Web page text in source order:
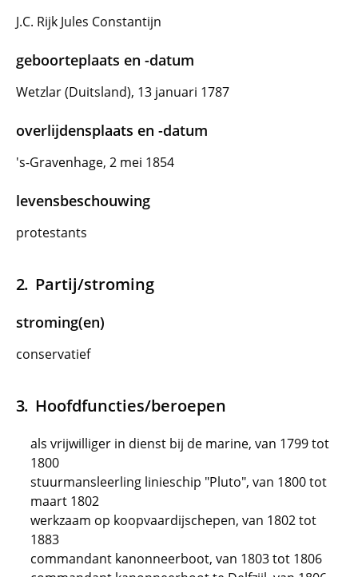
J.C. Rijk Jules Constantijn
geboorteplaats en -datum
Wetzlar (Duitsland), 13 januari 1787
overlijdensplaats en -datum
's-Gravenhage, 2 mei 1854
levensbeschouwing
protestants
Partij/stroming
stroming(en)
conservatief
Hoofdfuncties/beroepen
als vrijwilliger in dienst bij de marine, van 1799 tot
1800
stuurmansleerling linieschip "Pluto", van 1800 tot
maart 1802
werkzaam op koopvaardijschepen, van 1802 tot
1883
commandant kanonneerboot, van 1803 tot 1806